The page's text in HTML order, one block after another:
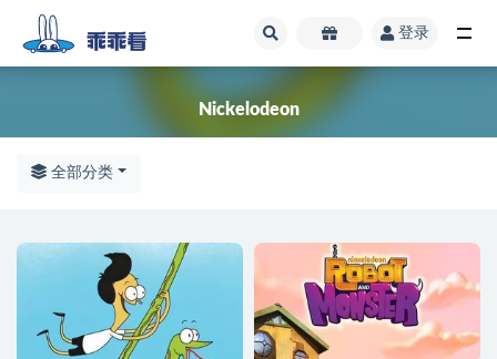
登录
Nickelodeon
全部分类